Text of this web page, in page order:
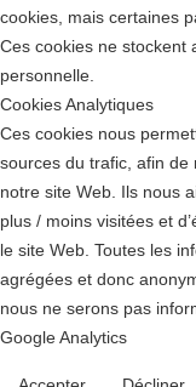
cookies, mais certaines
Ces cookies ne stockent
personnelle.
Cookies Analytiques
Ces cookies nous
sources du trafic, afin de
notre site Web. Ils nous
plus / moins visitées et
le site Web. Toutes les
agrégées et donc
nous ne serons pas
Google Analytics